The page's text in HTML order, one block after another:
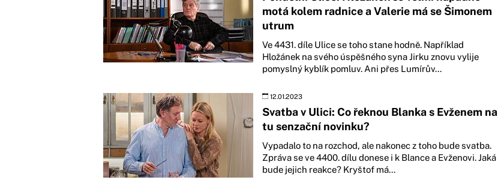
motá kolem radnice a Valerie má se Šimonem
utrum
Ve 4431. díle Ulice se toho stane hodně. Například
Hložánek na svého úspěšného syna Jirku znovu vylije
pomyslný kyblík pomluv. Ani přes Lumírův...
12.01.2023
Svatba v Ulici: Co řeknou Blanka s Evženem na
tu senzační novinku?
Vypadalo to na rozchod, ale nakonec z toho bude svatba.
Zpráva se ve 4400. dílu donese i k Blance a Evženovi. Jaká
bude jejich reakce? Kryštof má...